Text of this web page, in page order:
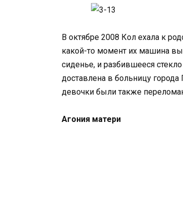
В октябре 2008 Кол ехала к
какой-то момент их машина
сиденье, и разбившееся
доставлена в больницу города
девочки были также
Агония матери